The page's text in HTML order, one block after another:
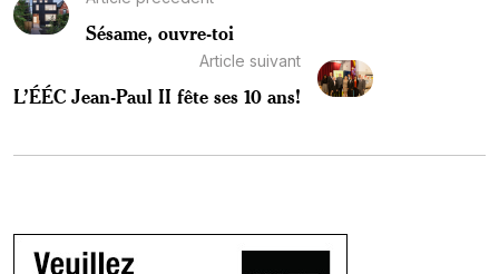
Sésame, ouvre-toi
Article suivant
L’ÉÉC Jean-Paul II fête ses 10 ans!